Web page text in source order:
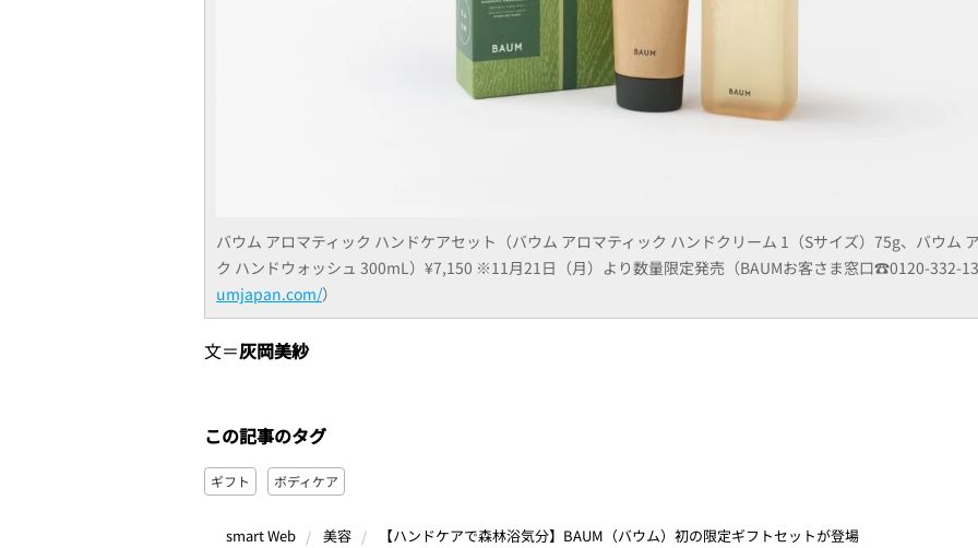
バウム アロマティック ハンドケアセット（バウム アロマティック ハンドクリーム 1（Sサイズ）75g、バウム
ク ハンドウォッシュ 300mL）¥7,150 ※11月21日（月）より数量限定発売（BAUMお客さま窓口☎︎0120-332-
umjapan.com/）
文＝灰岡美紗
この記事のタグ
ギフト ボディケア
smart Web 美容 【ハンドケアで森林浴気分】BAUM（バウム）初の限定ギフトセットが登場